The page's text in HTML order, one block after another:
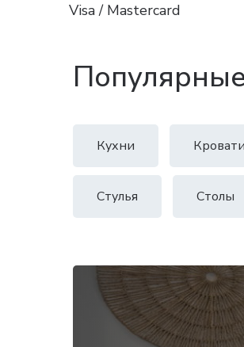
Visa / Mastercard
Кухни Кровати
Стулья Столы